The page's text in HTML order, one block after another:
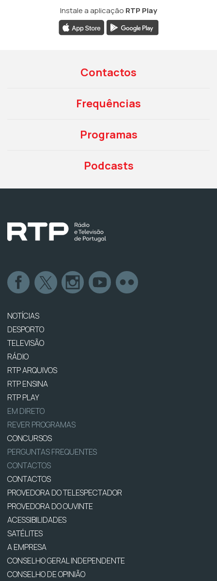
Instale a aplicação RTP Play
Contactos
Frequências
Programas
Podcasts
NOTÍCIAS
DESPORTO
TELEVISÃO
RÁDIO
RTP ARQUIVOS
RTP ENSINA
RTP PLAY
EM DIRETO
REVER PROGRAMAS
CONCURSOS
PERGUNTAS FREQUENTES
CONTACTOS
CONTACTOS
PROVEDORA DO TELESPECTADOR
PROVEDORA DO OUVINTE
ACESSIBILIDADES
SATÉLITES
A EMPRESA
CONSELHO GERAL INDEPENDENTE
CONSELHO DE OPINIÃO